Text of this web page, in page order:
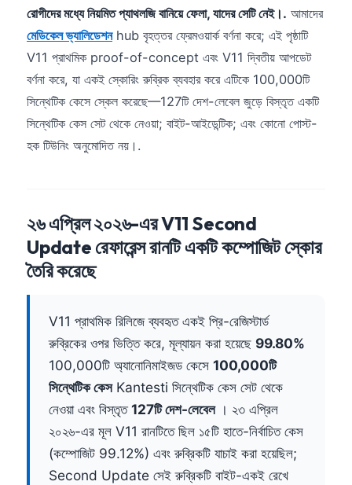
রোগীদের মধ্যে নিয়মিত প্যাথলজি বানিয়ে ফেলা, যাদের সেটি নেই।. আমাদের
মেডিকেল ভ্যালিডেশনhub বৃহত্তর ফ্রেমওয়ার্ক বর্ণনা করে; এই পৃষ্ঠাটি
V11 প্রাথমিক proof-of-concept এবং V11 দ্বিতীয় আপডেট
বর্ণনা করে, যা একই স্কোরিং রুব্রিক ব্যবহার করে এটিকে 100,000টি
সিন্থেটিক কেসে স্কেল করেছে—127টি দেশ-লেবেল জুড়ে বিস্তৃত একটি
সিন্থেটিক কেস সেট থেকে নেওয়া; বাইট-আইডেন্টিক; এবং কোনো পোস্ট-
হক টিউনিং অনুমোদিত নয়।.
২৬ এপ্রিল ২০২৬-এর V11 Second
Update রেফারেন্স রানটি একটি কম্পোজিট স্কোর
তৈরি করেছে
V11 প্রাথমিক রিলিজে ব্যবহৃত একই প্রি-রেজিস্টার্ড
রুব্রিকের ওপর ভিত্তি করে, মূল্যায়ন করা হয়েছে 99.80%
100,000টি অ্যানোনিমাইজড কেসে 100,000টি
সিন্থেটিক কেসKantesti সিন্থেটিক কেস সেট থেকে
নেওয়া এবং বিস্তৃত127টি দেশ-লেবেল। ২৩ এপ্রিল
২০২৬-এর মূল V11 রানটিতে ছিল ১৫টি হাতে-নির্বাচিত কেস
(কম্পোজিট 99.12%) এবং রুব্রিকটি যাচাই করা হয়েছিল;
Second Update সেই রুব্রিকটি বাইট-একই রেখে